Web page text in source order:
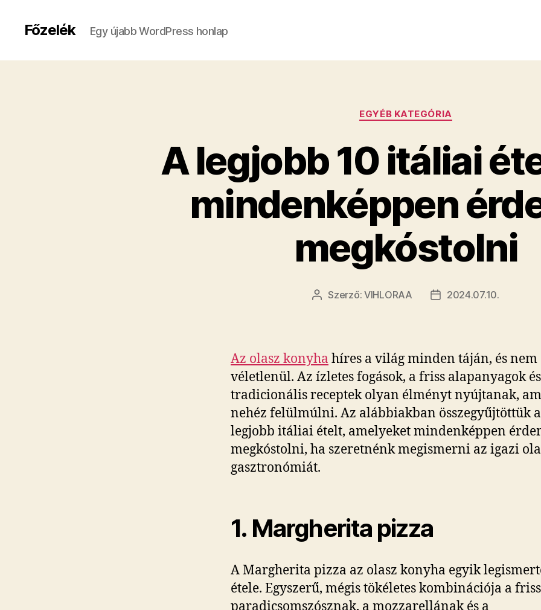
Főzelék Egy újabb WordPress honlap
Kategóriák
EGYÉB KATEGÓRIA
A legjobb 10 itáliai
mindenképpen
megkóstolni
Bejegyzés
Szerző: VIHLORAA
Bejegyzés
2024.07.10.
Az olasz konyha híres a világ minden táján, és nem
véletlenül. Az ízletes fogások, a friss alapanyagok
tradicionális receptek olyan élményt nyújtanak,
nehéz felülmúlni. Az alábbiakban összegyűjtöttük
legjobb itáliai ételt, amelyeket mindenképpen
megkóstolni, ha szeretnénk megismerni az igazi
gasztronómiát.
1. Margherita pizza
A Margherita pizza az olasz konyha egyik
étele. Egyszerű, mégis tökéletes kombinációja a friss
paradicsomszósznak, a mozzarellának és a